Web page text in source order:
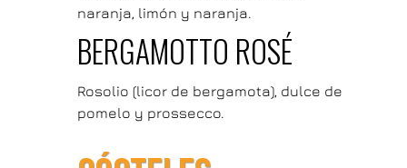
naranja, limón y naranja.
BERGAMOTTO ROSÉ
Rosolio (licor de bergamota), dulce de
pomelo y prossecco.